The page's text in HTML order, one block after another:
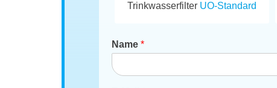
Trinkwasserfilter UO-Standard
Name*